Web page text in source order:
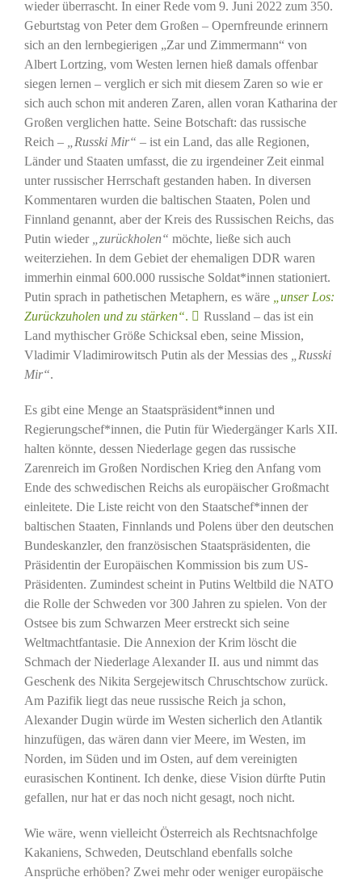
wieder überrascht. In einer Rede vom 9. Juni 2022 zum 350.
Geburtstag von Peter dem Großen – Opernfreunde erinnern
sich an den lernbegierigen „Zar und Zimmermann“ von
Albert Lortzing, vom Westen lernen hieß damals offenbar
siegen lernen – verglich er sich mit diesem Zaren so wie er
sich auch schon mit anderen Zaren, allen voran Katharina der
Großen verglichen hatte. Seine Botschaft: das russische
Reich –
„Russki Mir“ – ist ein Land, das alle Regionen,
Länder und Staaten umfasst, die zu irgendeiner Zeit einmal
unter russischer Herrschaft gestanden haben. In diversen
Kommentaren wurden die baltischen Staaten, Polen und
Finnland genannt, aber der Kreis des Russischen Reichs, das
Putin wieder
„zurückholen“ möchte, ließe sich auch
weiterziehen. In dem Gebiet der ehemaligen DDR waren
immerhin einmal 600.000 russische Soldat*innen stationiert.
Putin sprach in pathetischen Metaphern, es wäre
„unser Los:
Zurückzuholen und zu stärken“.
Russland – das ist ein
Land mythischer Größe Schicksal eben, seine Mission,
Vladimir Vladimirowitsch Putin als der Messias des
„Russki
Mir“.
Es gibt eine Menge an Staatspräsident*innen und
Regierungschef*innen, die Putin für Wiedergänger Karls XII.
halten könnte, dessen Niederlage gegen das russische
Zarenreich im Großen Nordischen Krieg den Anfang vom
Ende des schwedischen Reichs als europäischer Großmacht
einleitete. Die Liste reicht von den Staatschef*innen der
baltischen Staaten, Finnlands und Polens über den deutschen
Bundeskanzler, den französischen Staatspräsidenten, die
Präsidentin der Europäischen Kommission bis zum US-
Präsidenten. Zumindest scheint in Putins Weltbild die NATO
die Rolle der Schweden vor 300 Jahren zu spielen. Von der
Ostsee bis zum Schwarzen Meer erstreckt sich seine
Weltmachtfantasie. Die Annexion der Krim löscht die
Schmach der Niederlage Alexander II. aus und nimmt das
Geschenk des Nikita Sergejewitsch Chruschtschow zurück.
Am Pazifik liegt das neue russische Reich ja schon,
Alexander Dugin würde im Westen sicherlich den Atlantik
hinzufügen, das wären dann vier Meere, im Westen, im
Norden, im Süden und im Osten, auf dem vereinigten
eurasischen Kontinent. Ich denke, diese Vision dürfte Putin
gefallen, nur hat er das noch nicht gesagt, noch nicht.
Wie wäre, wenn vielleicht Österreich als Rechtsnachfolge
Kakaniens, Schweden, Deutschland ebenfalls solche
Ansprüche erhöben? Zwei mehr oder weniger europäische